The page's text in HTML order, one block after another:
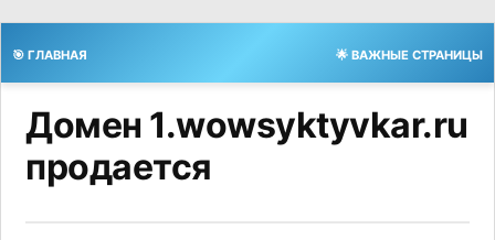
🎯 ГЛАВНАЯ 🌟 ВАЖНЫЕ СТРАНИЦЫ
Домен 1.wowsyktyvkar.ru
продается